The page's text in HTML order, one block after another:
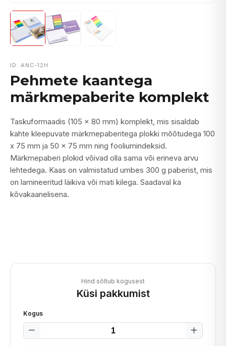
ID: ANC-12H
Pehmete kaantega
märkmepaberite komplekt
Taskuformaadis (105 x 80 mm) komplekt, mis sisaldab
kahte kleepuvate märkmepaberitega plokki mõõtudega 100
x 75 mm ja 50 x 75 mm ning fooliumindeksid.
Märkmepaberi plokid võivad olla sama või erineva arvu
lehtedega. Kaas on valmistatud umbes 300 g paberist, mis
on lamineeritud läikiva või mati kilega. Saadaval ka
kõvakaanelisena.
Hind sõltub kogusest
Küsi pakkumist
Kogus